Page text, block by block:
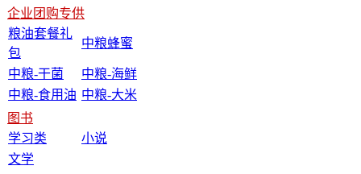
企业团购专供
粮油套餐礼
包
中粮蜂蜜
中粮-干菌
中粮-海鲜
中粮-食用油 中粮-大米
图书
学习类
小说
文学